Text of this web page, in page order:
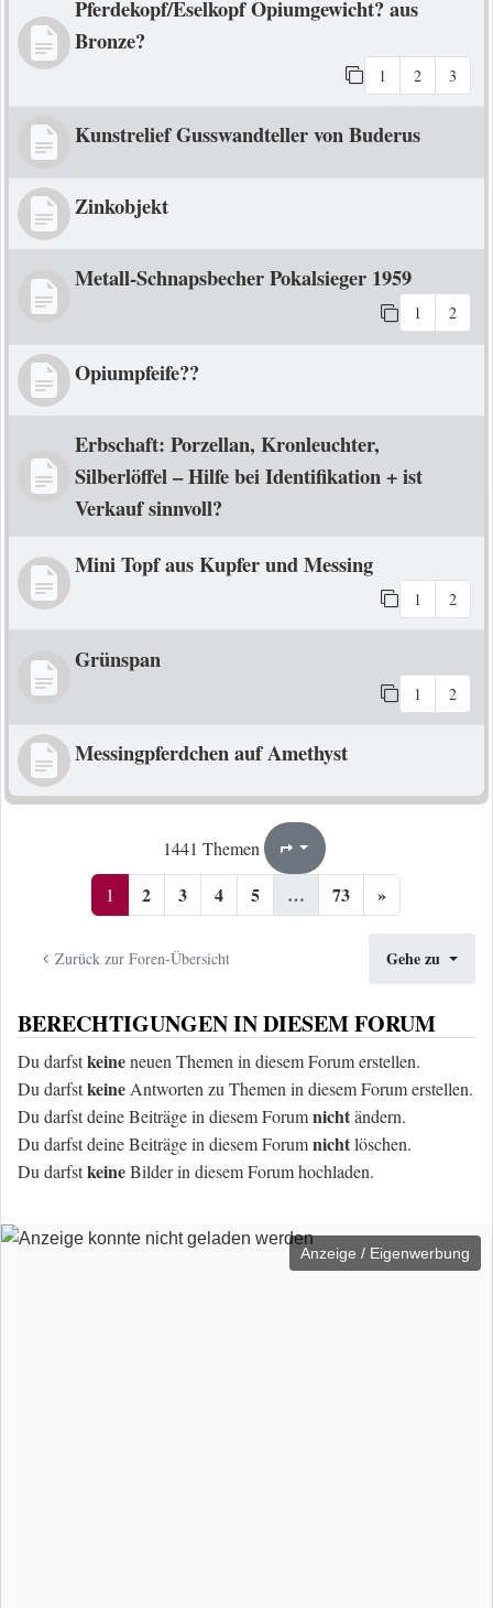
Pferdekopf/Eselkopf Opiumgewicht? aus
Bronze?
1 2 3
Kunstrelief Gusswandteller von Buderus
Zinkobjekt
Metall-Schnapsbecher Pokalsieger 1959
1 2
Opiumpfeife??
Erbschaft: Porzellan, Kronleuchter,
Silberlöffel – Hilfe bei Identifikation + ist
Verkauf sinnvoll?
Mini Topf aus Kupfer und Messing
1 2
Grünspan
1 2
Messingpferdchen auf Amethyst
1441 Themen Seite1
1 2 3 4 5 … 73 »
Zurück zur Foren-Übersicht Gehe zu
BERECHTIGUNGEN IN DIESEM FORUM
Du darfstkeineneuen Themen in diesem Forum erstellen.
Du darfstkeineAntworten zu Themen in diesem Forum erstellen.
Du darfst deine Beiträge in diesem Forumnichtändern.
Du darfst deine Beiträge in diesem Forumnichtlöschen.
Du darfstkeineBilder in diesem Forum hochladen.
Anzeige / Eigenwerbung